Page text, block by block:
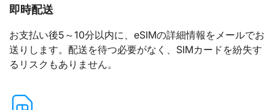
即時配送
お支払い後5～10分以内に、eSIMの詳細情報をメールでお
送りします。配送を待つ必要がなく、SIMカードを紛失す
るリスクもありません。